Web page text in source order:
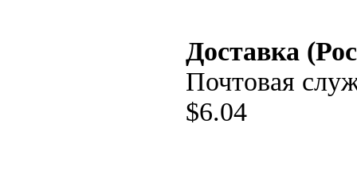
Доставка
Почтовая
$6.04